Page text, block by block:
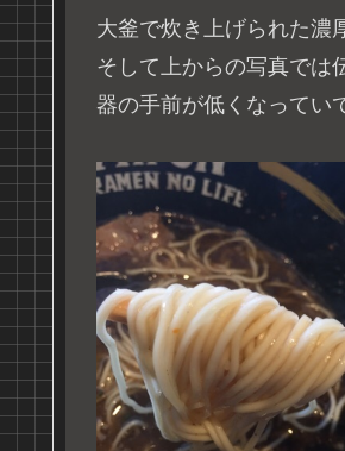
大釜で炊き上げられた濃
そして上からの写真では
器の手前が低くなってい